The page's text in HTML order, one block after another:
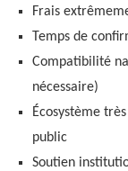
Frais
Temps de
Compatibilité
nécessaire)
Écosystème
public
Soutien